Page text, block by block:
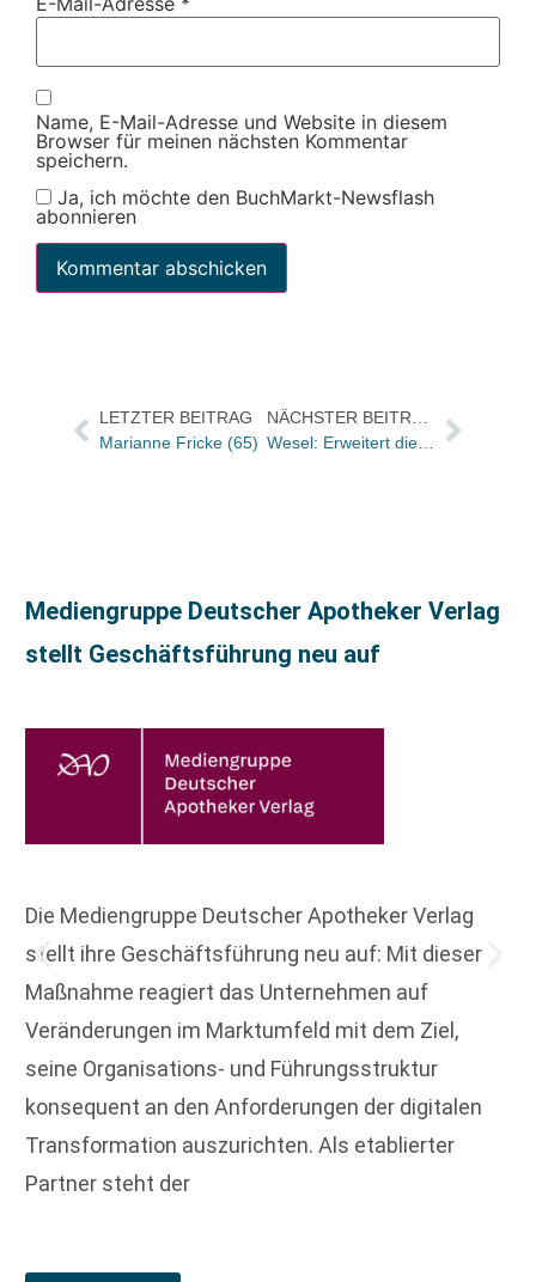
Name, E-Mail-Adresse und Website in diesem
Browser für meinen nächsten Kommentar
speichern.
Ja, ich möchte den BuchMarkt-Newsflash
abonnieren
LETZTER BEITRAG
Marianne Fricke (65)
NÄCHSTER BEITRAG
Wesel: Erweitert die Mayersche in der Apollo-Passage?
Mediengruppe Deutscher Apotheker Verlag
stellt Geschäftsführung neu auf
Die Mediengruppe Deutscher Apotheker Verlag
stellt ihre Geschäftsführung neu auf: Mit dieser
Maßnahme reagiert das Unternehmen auf
Veränderungen im Marktumfeld mit dem Ziel,
seine Organisations- und Führungsstruktur
konsequent an den Anforderungen der digitalen
Transformation auszurichten. Als etablierter
Partner steht der